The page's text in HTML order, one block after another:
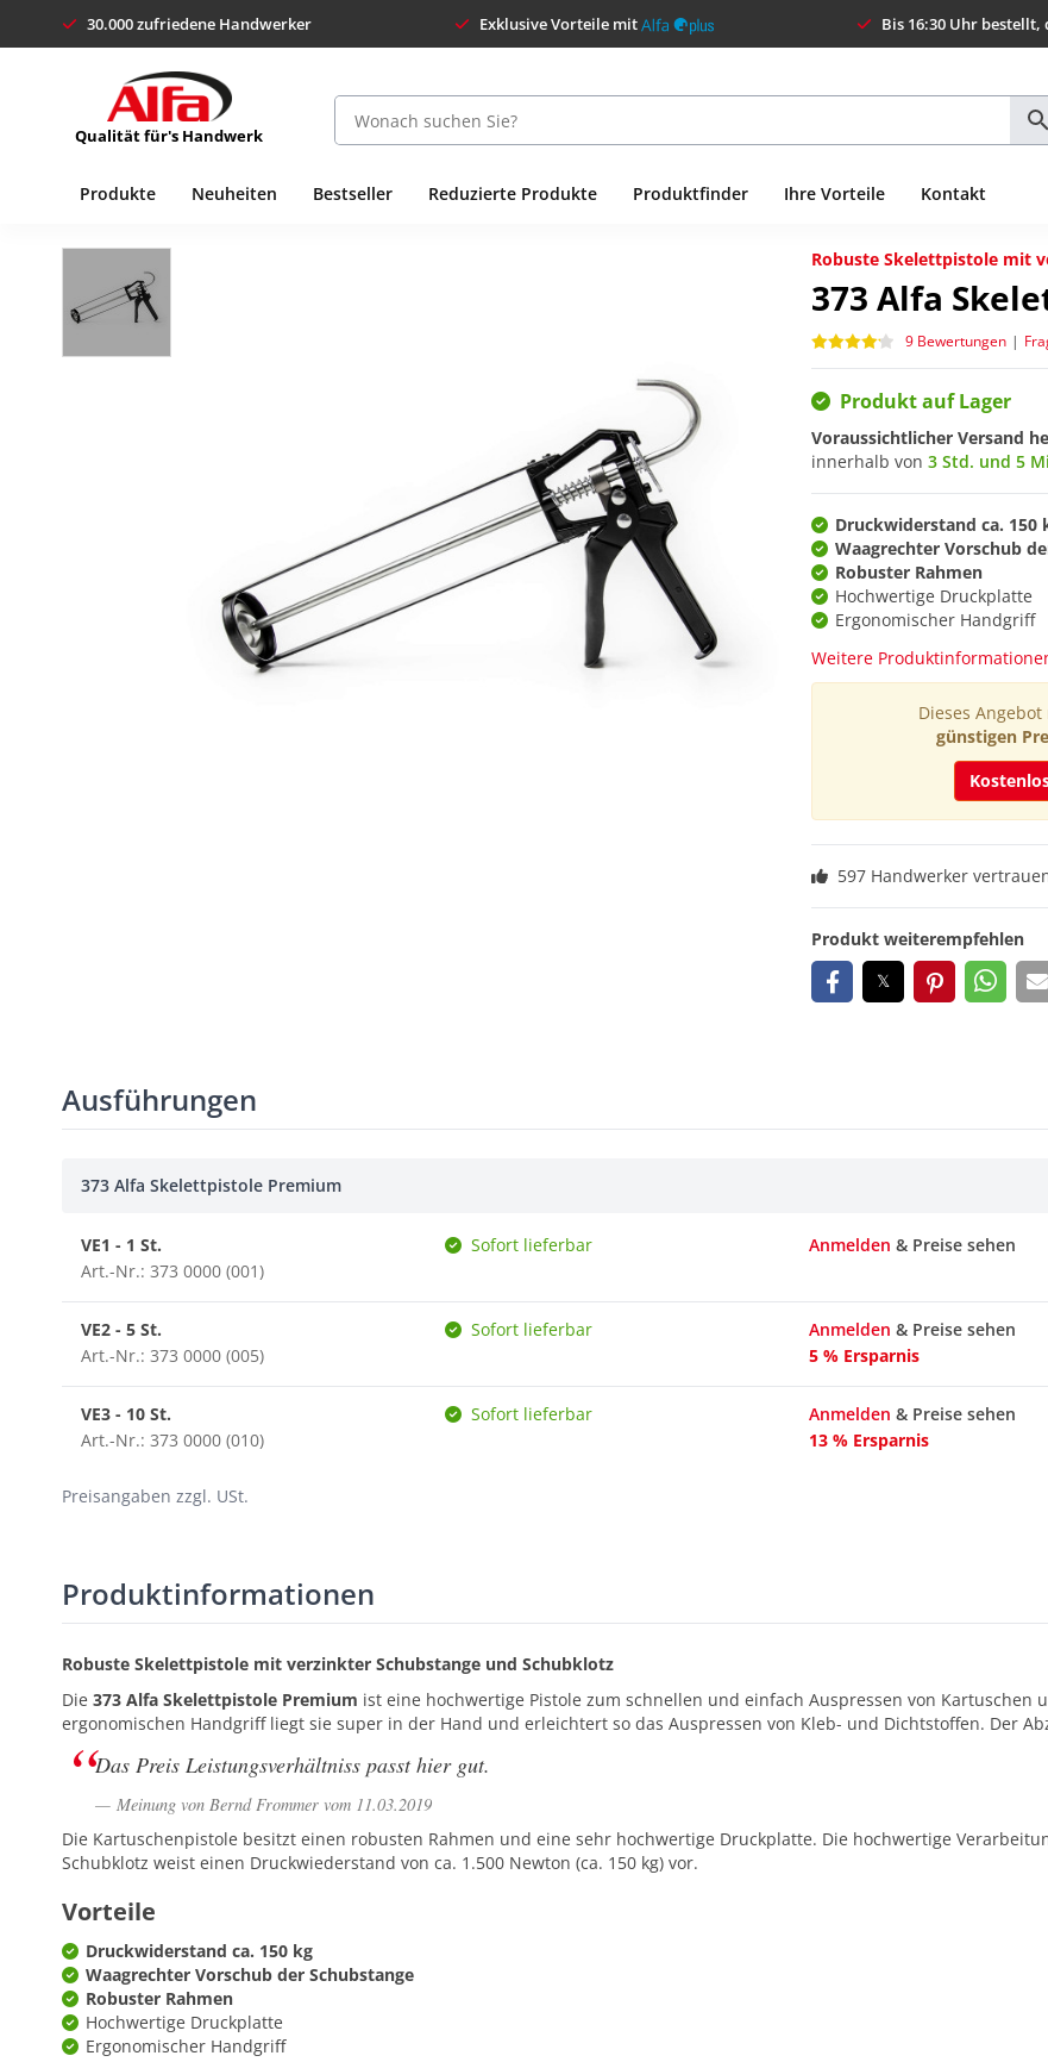
30.000 zufriedene Handwerker Exklusive Vorteile mit Bis 16:30 Uhr
Qualität für's Handwerk
Produkte Neuheiten Bestseller Reduzierte Produkte Produktfinder Ihre Vorteile Kontakt
Robuste Skelettpistole mit
373 Alfa
9 Bewertungen |
Produkt auf Lager
Voraussichtlicher Versand
innerhalb von 3 Std. und 5
Druckwiderstand ca. 150
Waagrechter Vorschub
Robuster Rahmen
Hochwertige Druckplatte
Ergonomischer Handgriff
Weitere
Dieses
günstigen
597 Handwerker
Produkt weiterempfehlen
Ausführungen
373 Alfa Skelettpistole Premium
VE1 - 1 St.
Art.-Nr.: 373 0000 (001)
Sofort lieferbar Anmelden & Preise sehen
VE2 - 5 St.
Art.-Nr.: 373 0000 (005)
Sofort lieferbar Anmelden & Preise sehen
5 % Ersparnis
VE3 - 10 St.
Art.-Nr.: 373 0000 (010)
Sofort lieferbar Anmelden & Preise sehen
13 % Ersparnis
Preisangaben zzgl. USt.
Produktinformationen
Robuste Skelettpistole mit verzinkter Schubstange und Schubklotz
Die 373 Alfa Skelettpistole Premium ist eine hochwertige Pistole zum schnellen und einfach Auspressen von
ergonomischen Handgriff liegt sie super in der Hand und erleichtert so das Auspressen von Kleb- und Dichtstoffen. Der
Das Preis Leistungsverhältniss passt hier gut.
Meinung von Bernd Frommer vom 11.03.2019
Die Kartuschenpistole besitzt einen robusten Rahmen und eine sehr hochwertige Druckplatte. Die hochwertige
Schubklotz weist einen Druckwiederstand von ca. 1.500 Newton (ca. 150 kg) vor.
Vorteile
Druckwiderstand ca. 150 kg
Waagrechter Vorschub der Schubstange
Robuster Rahmen
Hochwertige Druckplatte
Ergonomischer Handgriff